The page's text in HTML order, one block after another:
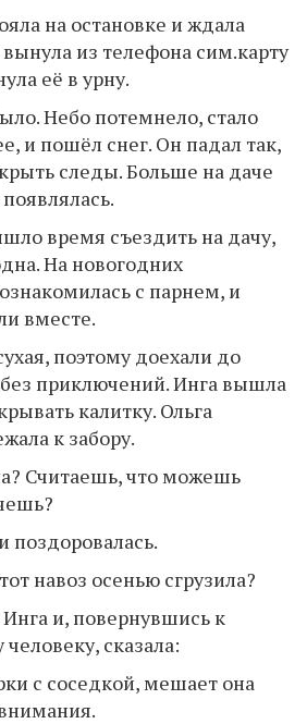
на остановке и ждала
вынула из телефона сим.карту
её в урну.
Небо потемнело, стало
и пошёл снег. Он падал так,
следы. Больше на даче
время съездить на дачу,
На новогодних
с парнем, и
вместе.
поэтому доехали до
приключений. Инга вышла
калитку. Ольга
к забору.
Считаешь, что можешь
поздоровалась.
навоз осенью сгрузила?
и, повернувшись к
сказала:
с соседкой, мешает она